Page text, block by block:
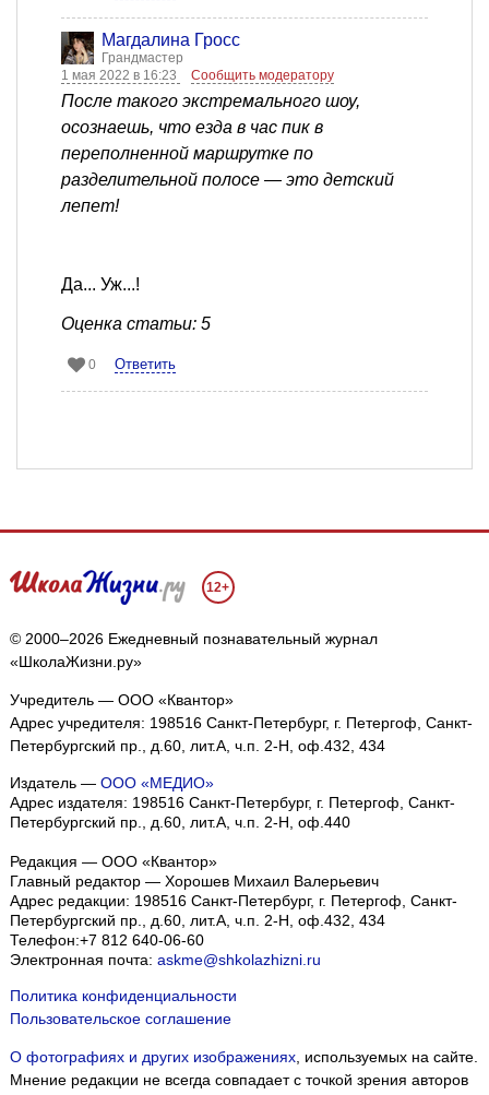
Магдалина Гросс
Грандмастер
1 мая 2022 в 16:23
Сообщить модератору
После такого экстремального шоу,
осознаешь, что езда в час пик в
переполненной маршрутке по
разделительной полосе — это детский
лепет!
Да... Уж...!
Оценка статьи: 5
0 Ответить
12+
© 2000–2026 Ежедневный познавательный журнал
«ШколаЖизни.ру»
Учредитель — ООО «Квантор»
Адрес учредителя: 198516 Санкт-Петербург, г. Петергоф, Санкт-
Петербургский пр., д.60, лит.А, ч.п. 2-Н, оф.432, 434
Издатель — ООО «МЕДИО»
Адрес издателя: 198516 Санкт-Петербург, г. Петергоф, Санкт-
Петербургский пр., д.60, лит.А, ч.п. 2-Н, оф.440
Редакция — ООО «Квантор»
Главный редактор — Хорошев Михаил Валерьевич
Адрес редакции: 198516 Санкт-Петербург, г. Петергоф Санкт-
Петербургский пр., д.60, лит.А, ч.п. 2-Н, оф.432, 434
Телефон:+7 812 640-06-60
Электронная почта: askme@shkolazhizni.ru
Политика конфиденциальности
Пользовательское соглашение
О фотографиях и других изображениях, используемых на сайте.
Мнение редакции не всегда совпадает с точкой зрения авторов